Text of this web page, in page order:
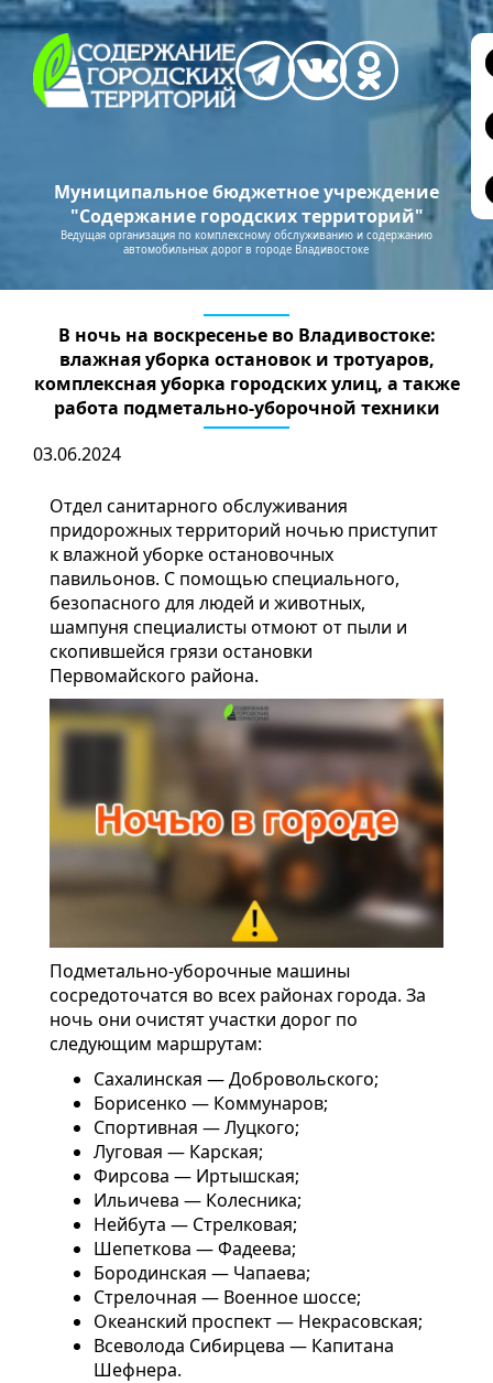
Муниципальное бюджетное учреждение
"Содержание городских территорий"
Ведущая организация по комплексному обслуживанию и содержанию
автомобильных дорог в городе Владивостоке
В ночь на воскресенье во Владивостоке:
влажная уборка остановок и тротуаров,
комплексная уборка городских улиц, а также
работа подметально-уборочной техники
03.06.2024
Отдел санитарного обслуживания
придорожных территорий ночью приступит
к влажной уборке остановочных
павильонов. С помощью специального,
безопасного для людей и животных,
шампуня специалисты отмоют от пыли и
скопившейся грязи остановки
Первомайского района.
Подметально-уборочные машины
сосредоточатся во всех районах города. За
ночь они очистят участки дорог по
следующим маршрутам:
Сахалинская — Добровольского;
Борисенко — Коммунаров;
Спортивная — Луцкого;
Луговая — Карская;
Фирсова — Иртышская;
Ильичева — Колесника;
Нейбута — Стрелковая;
Шепеткова — Фадеева;
Бородинская — Чапаева;
Стрелочная — Военное шоссе;
Океанский проспект — Некрасовская;
Всеволода Сибирцева — Капитана
Шефнера.